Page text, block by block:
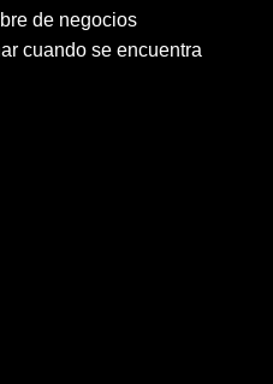
de negocios
cuando se encuentra